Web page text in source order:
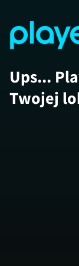
Ups...
Twojej